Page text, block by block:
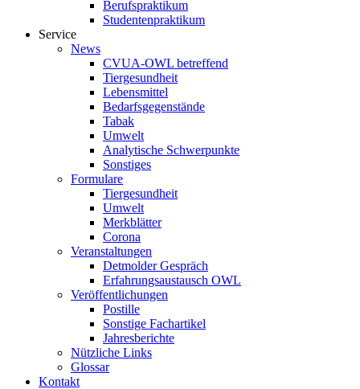
Berufspraktikum
Studentenpraktikum
Service
News
CVUA-OWL betreffend
Tiergesundheit
Lebensmittel
Bedarfsgegenstände
Tabak
Umwelt
Analytische Schwerpunkte
Sonstiges
Formulare
Tiergesundheit
Umwelt
Merkblätter
Corona
Veranstaltungen
Detmolder Gespräch
Erfahrungsaustausch OWL
Veröffentlichungen
Postille
Sonstige Fachartikel
Jahresberichte
Nützliche Links
Glossar
Kontakt